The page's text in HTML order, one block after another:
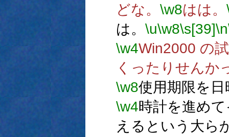
どな。 \w8はは。
は。 \u\w8\s[39]\n
\w4Win2000 の
くったりせんか
\w8使用期限を
\w4時計を進め
えるという大